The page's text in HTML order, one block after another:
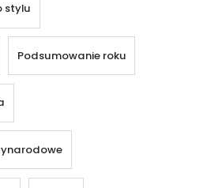
stylu
Podsumowanie roku